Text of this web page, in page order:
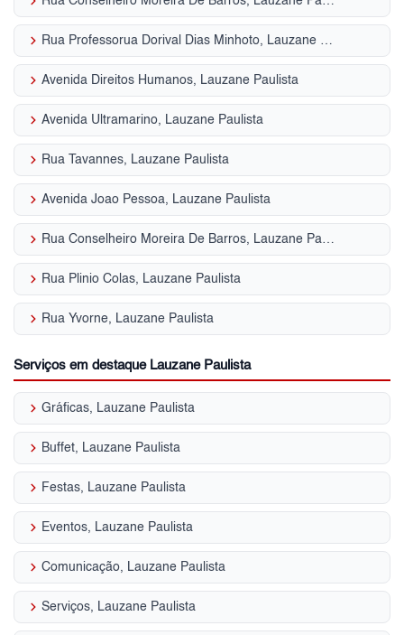
keyboard_arrow_right Rua Professorua Dorival Dias Minhoto, Lauzane Paulista
keyboard_arrow_right Avenida Direitos Humanos, Lauzane Paulista
keyboard_arrow_right Avenida Ultramarino, Lauzane Paulista
keyboard_arrow_right Rua Tavannes, Lauzane Paulista
keyboard_arrow_right Avenida Joao Pessoa, Lauzane Paulista
keyboard_arrow_right Rua Conselheiro Moreira De Barros, Lauzane Paulista
keyboard_arrow_right Rua Plinio Colas, Lauzane Paulista
keyboard_arrow_right Rua Yvorne, Lauzane Paulista
Serviços em destaque Lauzane Paulista
keyboard_arrow_right Gráficas, Lauzane Paulista
keyboard_arrow_right Buffet, Lauzane Paulista
keyboard_arrow_right Festas, Lauzane Paulista
keyboard_arrow_right Eventos, Lauzane Paulista
keyboard_arrow_right Comunicação, Lauzane Paulista
keyboard_arrow_right Serviços, Lauzane Paulista